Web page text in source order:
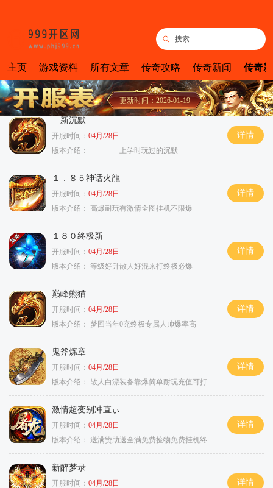
主页 游戏资料 所有文章 传奇攻略 传奇新闻 传奇
更新时间：2026-01-19
新沉默
开服时间： 04月/28日
版本介绍：
上学时玩过的沉默
详情
１．８５神话火龍
开服时间： 04月/28日
版本介绍： 高爆耐玩有激情全图挂机不限爆
详情
１８０终极新
开服时间： 04月/28日
版本介绍： 等级好升散人好混来打终极必爆
详情
巅峰熊猫
开服时间： 04月/28日
版本介绍： 梦回当年0充终极专属人帅爆率高
详情
鬼斧炼章
开服时间： 04月/28日
版本介绍： 散人白漂装备靠爆简单耐玩充值可打
详情
激情超变别冲直ぃ
开服时间： 04月/28日
版本介绍：
送满赞助送全满免费捡物免费挂机终
详情
新醉梦录
开服时间： 04月/28日
详情